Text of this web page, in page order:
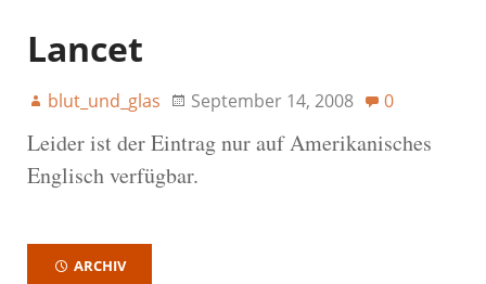
Lancet
blut_und_glas September 14, 2008 0
Leider ist der Eintrag nur auf Amerikanisches
Englisch verfügbar.
ARCHIV